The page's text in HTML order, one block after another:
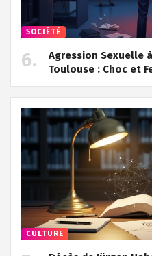
SOCIÉTÉ
Agression Sexuelle
Toulouse : Choc et
CULTURE